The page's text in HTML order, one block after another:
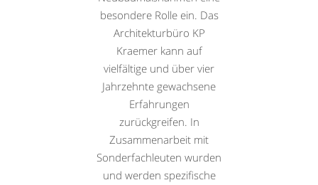
besondere Rolle ein. Das
Architekturbüro KP
Kraemer kann auf
vielfältige und über vier
Jahrzehnte gewachsene
Erfahrungen
zurückgreifen. In
Zusammenarbeit mit
Sonderfachleuten wurden
und werden spezifische